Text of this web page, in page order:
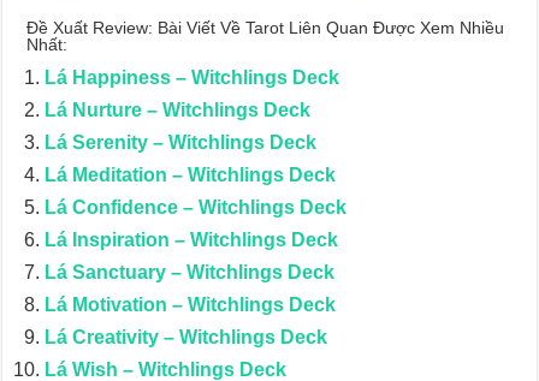
Đề Xuất Review: Bài Viết Về Tarot Liên Quan Được Xem Nhiều
Nhất:
Lá Happiness – Witchlings Deck
Lá Nurture – Witchlings Deck
Lá Serenity – Witchlings Deck
Lá Meditation – Witchlings Deck
Lá Confidence – Witchlings Deck
Lá Inspiration – Witchlings Deck
Lá Sanctuary – Witchlings Deck
Lá Motivation – Witchlings Deck
Lá Creativity – Witchlings Deck
Lá Wish – Witchlings Deck